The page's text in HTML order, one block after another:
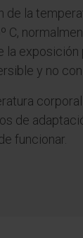
de la
C,
la exposición
y no
de
funcionar.